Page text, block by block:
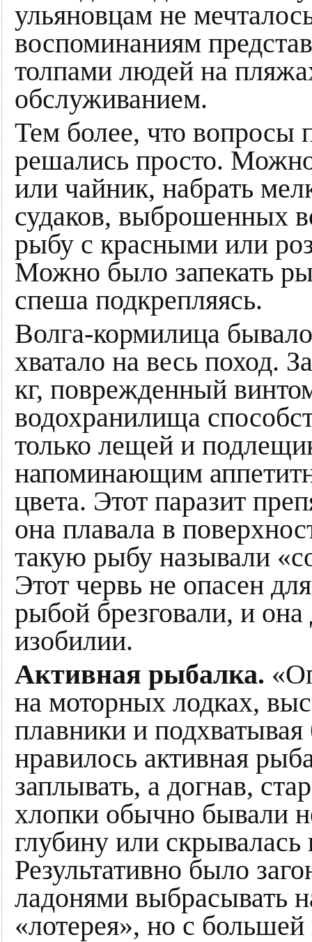
ульяновцам не
воспоминаниям
толпами людей на
обслуживанием.
Тем более, что вопросы
решались просто.
или чайник, набрать
судаков, выброшенных
рыбу с красными или
Можно было запекать
спеша подкрепляясь.
Волга-кормилица
хватало на весь поход.
кг, поврежденный
водохранилища
только лещей и
напоминающим
цвета. Этот паразит
она плавала в
такую рыбу называли
Этот червь не опасен
рыбой брезговали, и
изобилии.
Активная рыбалка.
на моторных лодках,
плавники и
нравилось активная
заплывать, а догнав,
хлопки обычно бывали
глубину или
Результативно было
ладонями выбрасывать
«лотерея», но с